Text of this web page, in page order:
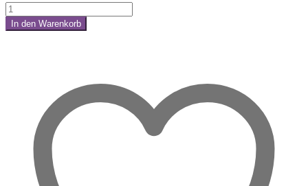
Amazonit
Trommelstein
–
In den Warenkorb